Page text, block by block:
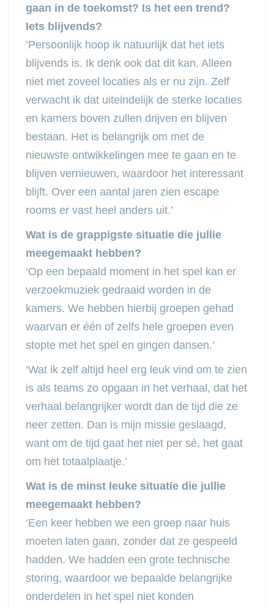
gaan in de toekomst? Is het een trend?
Iets blijvends?
‘Persoonlijk hoop ik natuurlijk dat het iets
blijvends is. Ik denk ook dat dit kan. Alleen
niet met zoveel locaties als er nu zijn. Zelf
verwacht ik dat uiteindelijk de sterke locaties
en kamers boven zullen drijven en blijven
bestaan. Het is belangrijk om met de
nieuwste ontwikkelingen mee te gaan en te
blijven vernieuwen, waardoor het interessant
blijft. Over een aantal jaren zien escape
rooms er vast heel anders uit.’
Wat is de grappigste situatie die jullie
meegemaakt hebben?
‘Op een bepaald moment in het spel kan er
verzoekmuziek gedraaid worden in de
kamers. We hebben hierbij groepen gehad
waarvan er één of zelfs hele groepen even
stopte met het spel en gingen dansen.’
‘Wat ik zelf altijd heel erg leuk vind om te zien
is als teams zo opgaan in het verhaal, dat het
verhaal belangrijker wordt dan de tijd die ze
neer zetten. Dan is mijn missie geslaagd,
want om de tijd gaat het niet per sé, het gaat
om het totaalplaatje.’
Wat is de minst leuke situatie die jullie
meegemaakt hebben?
‘Een keer hebben we een groep naar huis
moeten laten gaan, zonder dat ze gespeeld
hadden. We hadden een grote technische
storing, waardoor we bepaalde belangrijke
onderdelen in het spel niet konden